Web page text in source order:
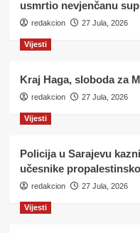
usmrtio nevjenčanu
redakcion 27 Jula, 2026
Vijesti
Kraj Haga, sloboda za
redakcion 27 Jula, 2026
Vijesti
Policija u Sarajevu
učesnike
redakcion 27 Jula, 2026
Vijesti